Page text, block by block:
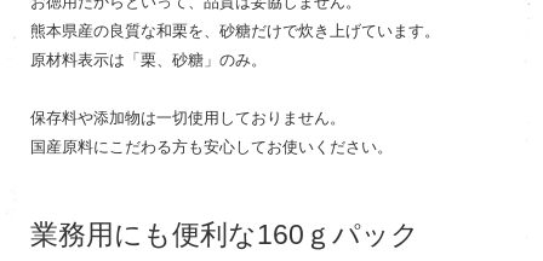
熊本県産の良質な和栗を、砂糖だけで炊き上げています。
原材料表示は「栗、砂糖」のみ。
保存料や添加物は一切使用しておりません。
国産原料にこだわる方も安心してお使いください。
業務用にも便利な160ｇパック